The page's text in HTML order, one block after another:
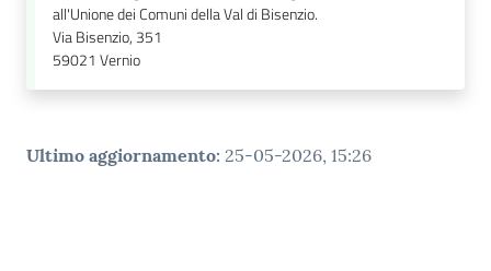
all'Unione dei Comuni della Val di Bisenzio.
Via Bisenzio, 351
59021 Vernio
Ultimo aggiornamento: 25-05-2026, 15:26